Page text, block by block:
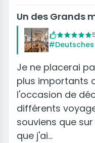
Un des Grands
#Deutsches
Je ne placerai
plus importants
l'occasion de
différents
souviens que
que j'ai…